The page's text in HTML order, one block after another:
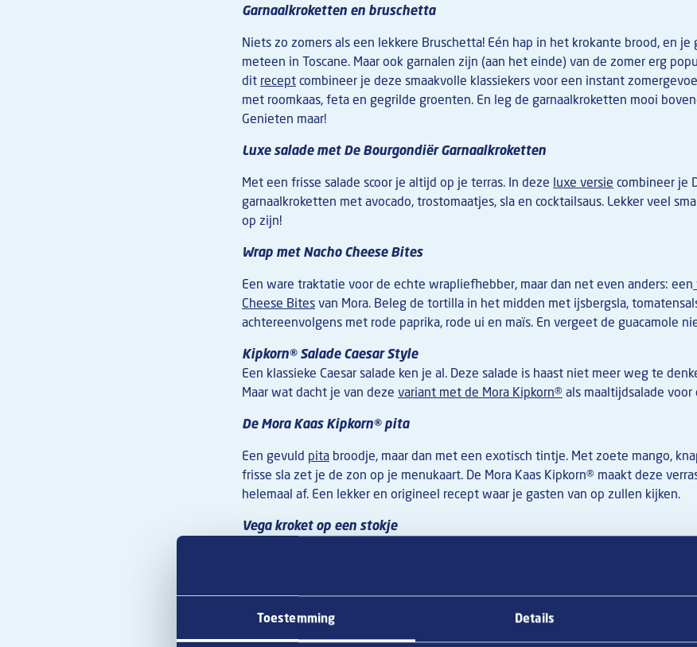
Toestemming Details
Garnaalkroketten en bruschetta
Niets zo zomers als een lekkere Bruschetta! Eén hap in het krokante brood, en je
meteen in Toscane. Maar ook garnalen zijn (aan het einde) van de zomer erg
dit receptcombineer je deze smaakvolle klassiekers voor een instant
met roomkaas, feta en gegrilde groenten. En leg de garnaalkroketten mooi
Genieten maar!
Luxe salade met De Bourgondiër Garnaalkroketten
Met een frisse salade scoor je altijd op je terras. In deze luxe versie combineer je
garnaalkroketten met avocado, trostomaatjes, sla en cocktailsaus. Lekker veel
op zijn!
Wrap met Nacho Cheese Bites
Een ware traktatie voor de echte wrapliefhebber, maar dan net even anders: een
Cheese Bitesvan Mora. Beleg de tortilla in het midden met ijsbergsla,
achtereenvolgens met rode paprika, rode ui en maïs. En vergeet de guacamole
Kipkorn® Salade Caesar Style
Een klassieke Caesar salade ken je al. Deze salade is haast niet meer weg te
Maar wat dacht je van deze variant met de Mora Kipkorn® als maaltijdsalade
De Mora Kaas Kipkorn® pita
Een gevuld pita broodje, maar dan met een exotisch tintje. Met zoete mango,
frisse sla zet je de zon op je menukaart. De Mora Kaas Kipkorn® maakt deze
helemaal af. Een lekker en origineel recept waar je gasten van op zullen kijken.
Vega kroket op een stokje
overgoten met een smaakvolle topping van Parmezaanse kaas, bieslook en
oog én voor je gasten. De perfecte vegetarische optie voor op je menukaart!
2. Helemaal on trend!